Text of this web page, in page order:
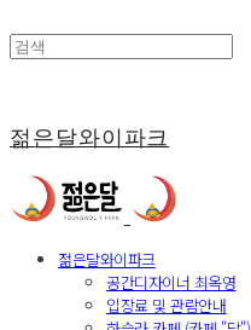
젊은달와이파크
젊은달와이파크
공간디자이너 최옥영
입장료 및 관람안내